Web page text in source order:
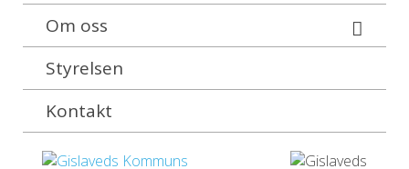
Om oss
Styrelsen
Kontakt